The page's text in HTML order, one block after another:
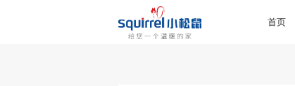
首页